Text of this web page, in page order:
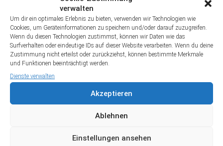
verwalten
Um dir ein optimales Erlebnis zu bieten, verwenden wir Technologien wie
Cookies, um Geräteinformationen zu speichern und/oder darauf zuzugreifen.
Wenn du diesen Technologien zustimmst, können wir Daten wie das
Surfverhalten oder eindeutige IDs auf dieser Website verarbeiten. Wenn du deine
Zustimmung nicht erteilst oder zurückziehst, können bestimmte Merkmale
und Funktionen beeinträchtigt werden.
Dienste verwalten
Akzeptieren
Ablehnen
Einstellungen ansehen